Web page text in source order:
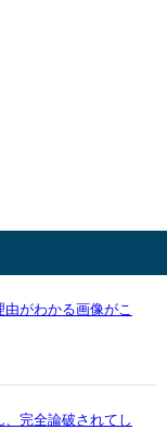
がわかる画像がこ
、完全論破されてし